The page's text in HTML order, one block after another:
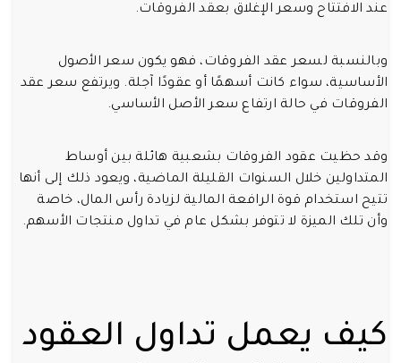
عند الافتتاح وسعر الإغلاق بعقد الفروقات.
وبالنسبة لسعر عقد الفروقات، فهو يكون سعر الأصول
الأساسية، سواء كانت أسهمًا أو عقودًا آجلة. ويرتفع سعر عقد
الفروقات في حالة ارتفاع سعر الأصل الأساسي.
وقد حظيت عقود الفروقات بشعبية هائلة بين أوساط
المتداولين خلال السنوات القليلة الماضية، ويعود ذلك إلى أنها
تتيح استخدام قوة الرافعة المالية لزيادة رأس المال، خاصة
وأن تلك الميزة لا تتوفر بشكل عام في تداول منتجات الأسهم.
كيف يعمل تداول العقود